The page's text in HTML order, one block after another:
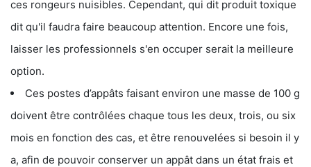
ces rongeurs nuisibles. Cependant, qui dit produit toxique
dit qu'il faudra faire beaucoup attention. Encore une fois,
laisser les professionnels s'en occuper serait la meilleure
option.
Ces postes d’appâts faisant environ une masse de 100 g
doivent être contrôlées chaque tous les deux, trois, ou six
mois en fonction des cas, et être renouvelées si besoin il y
a, afin de pouvoir conserver un appât dans un état frais et